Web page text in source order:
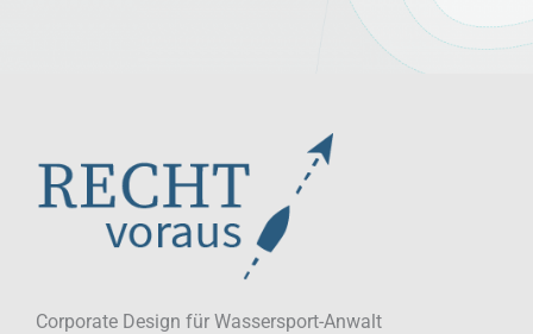
Corporate Design für Wassersport-Anwalt